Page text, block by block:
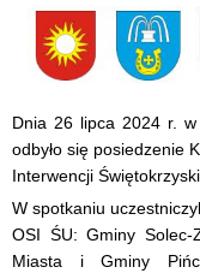
Dnia 26 lipca 2024 r.
odbyło się posiedzenie
Interwencji
W spotkaniu
OSI ŚU: Gminy Solec-
Miasta i Gminy